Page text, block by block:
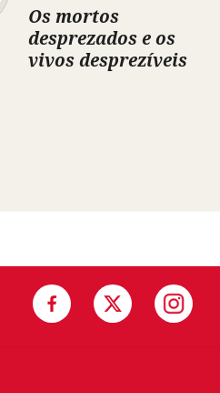
Os mortos
desprezados e os
vivos desprezíveis